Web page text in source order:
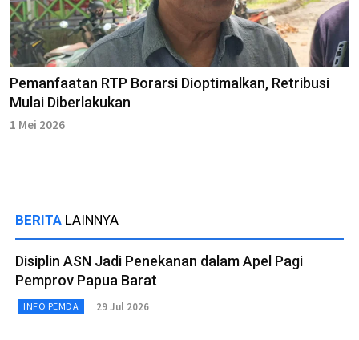
Pemanfaatan RTP Borarsi Dioptimalkan, Retribusi
Mulai Diberlakukan
1 Mei 2026
BERITA LAINNYA
Disiplin ASN Jadi Penekanan dalam Apel Pagi
Pemprov Papua Barat
INFO PEMDA 29 Jul 2026